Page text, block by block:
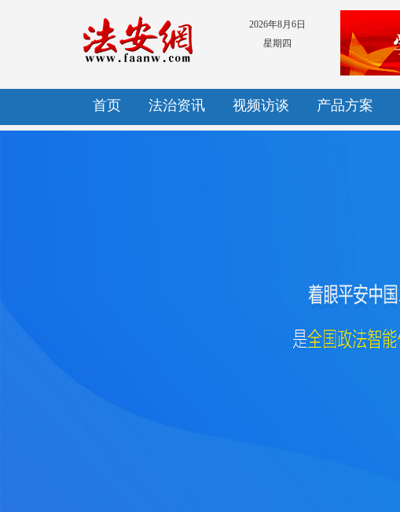
2026年8月6日
星期四
首页 法治资讯 视频访谈 产品方案